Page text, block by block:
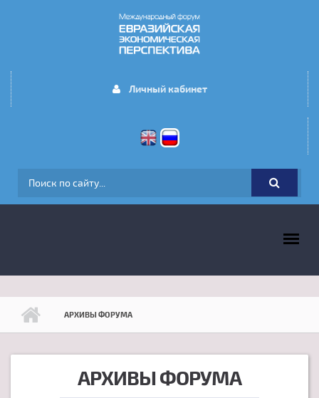
Личный кабинет
ФОРМА ПОИСКА
АРХИВЫ ФОРУМА
АРХИВЫ ФОРУМА